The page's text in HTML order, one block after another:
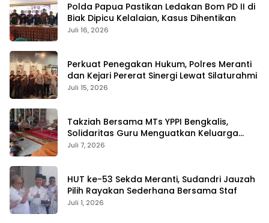
Polda Papua Pastikan Ledakan Bom PD II di
Biak Dipicu Kelalaian, Kasus Dihentikan
Juli 16, 2026
Perkuat Penegakan Hukum, Polres Meranti
dan Kejari Pererat Sinergi Lewat Silaturahmi
Juli 15, 2026
Takziah Bersama MTs YPPI Bengkalis,
Solidaritas Guru Menguatkan Keluarga
yang Berduka
Juli 7, 2026
HUT ke-53 Sekda Meranti, Sudandri Jauzah
Pilih Rayakan Sederhana Bersama Staf
Juli 1, 2026